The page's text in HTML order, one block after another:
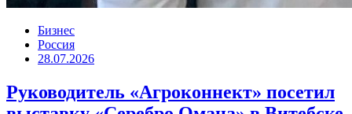
Бизнес
Россия
28.07.2026
Руководитель «Агроконнект» посетил